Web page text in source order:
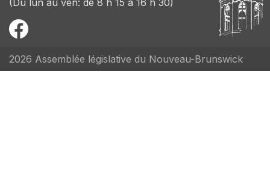
(Du lun au ven: de 8 h 15 à 16 h 30)
2026 Assemblée législative du Nouveau-Brunswick